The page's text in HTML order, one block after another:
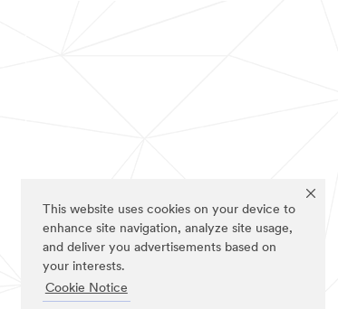
This website uses cookies on your device to
enhance site navigation, analyze site usage,
and deliver you advertisements based on
your interests.
Cookie Notice